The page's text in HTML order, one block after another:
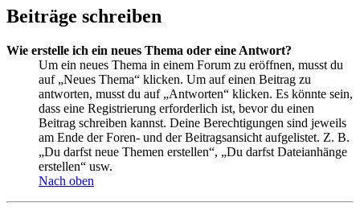
Beiträge schreiben
Wie erstelle ich ein neues Thema oder eine Antwort?
Um ein neues Thema in einem Forum zu eröffnen, musst du
auf „Neues Thema“ klicken. Um auf einen Beitrag zu
antworten, musst du auf „Antworten“ klicken. Es könnte sein,
dass eine Registrierung erforderlich ist, bevor du einen
Beitrag schreiben kannst. Deine Berechtigungen sind jeweils
am Ende der Foren- und der Beitragsansicht aufgelistet. Z. B.
„Du darfst neue Themen erstellen“, „Du darfst Dateianhänge
erstellen“ usw.
Nach oben